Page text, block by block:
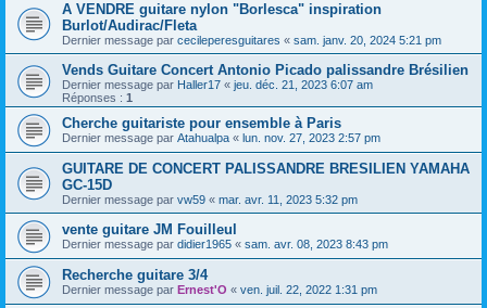
A VENDRE guitare nylon "Borlesca" inspiration
Burlot/Audirac/Fleta
Dernier message par cecileperesguitares « sam. janv. 20, 2024 5:21 pm
Vends Guitare Concert Antonio Picado palissandre Brésilien
Dernier message par Haller17 « jeu. déc. 21, 2023 6:07 am
Réponses : 1
Cherche guitariste pour ensemble à Paris
Dernier message par Atahualpa « lun. nov. 27, 2023 2:57 pm
GUITARE DE CONCERT PALISSANDRE BRESILIEN YAMAHA
GC-15D
Dernier message par vw59 « mar. avr. 11, 2023 5:32 pm
vente guitare JM Fouilleul
Dernier message par didier1965 « sam. avr. 08, 2023 8:43 pm
Recherche guitare 3/4
Dernier message par Ernest'O « ven. juil. 22, 2022 1:31 pm